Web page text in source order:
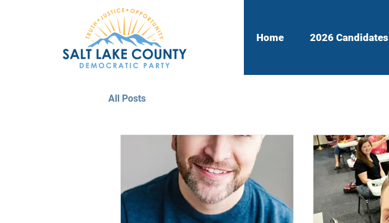
Home 2026 Candidates
All Posts